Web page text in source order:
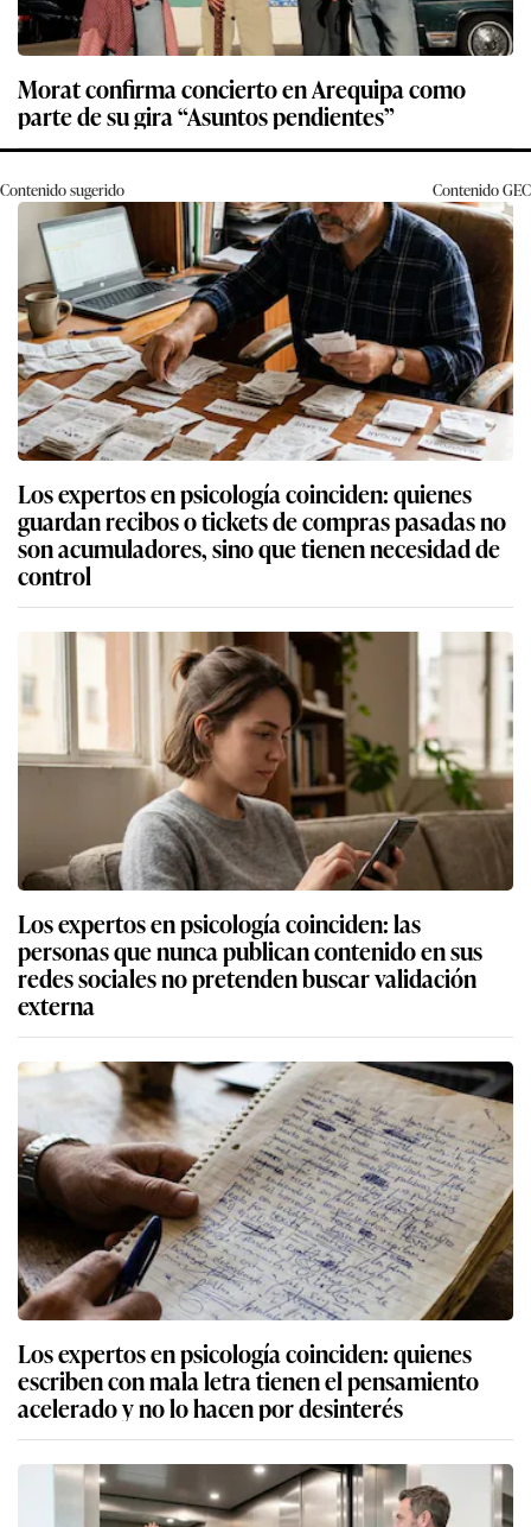
Morat confirma concierto en Arequipa como
parte de su gira “Asuntos pendientes”
Contenido sugerido ContenidoGEC
Los expertos en psicología coinciden: quienes
guardan recibos o tickets de compras pasadas no
son acumuladores, sino que tienen necesidad de
control
Los expertos en psicología coinciden: las
personas que nunca publican contenido en sus
redes sociales no pretenden buscar validación
externa
Los expertos en psicología coinciden: quienes
escriben con mala letra tienen el pensamiento
acelerado y no lo hacen por desinterés